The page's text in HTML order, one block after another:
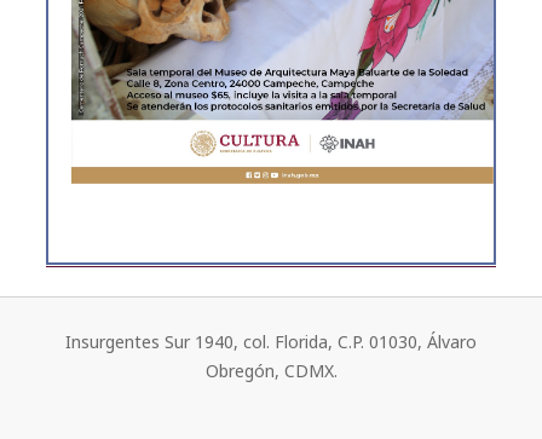
Insurgentes Sur 1940, col. Florida, C.P. 01030, Álvaro
Obregón, CDMX.